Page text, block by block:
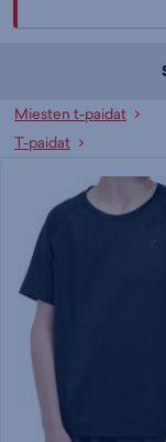
Miesten t-paidat
T-paidat